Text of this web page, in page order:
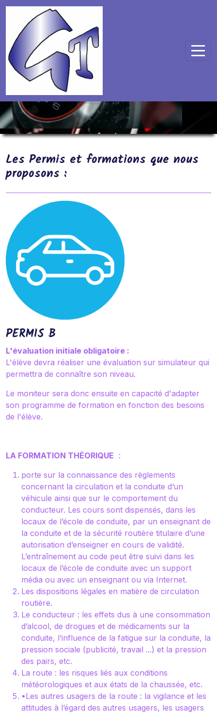
Panneau de gestion des cookies
Nos Permis
Les Permis et formations que nous
proposons :
PERMIS B
L'évaluation initiale obligatoire :
L'élève devra réaliser une évaluation sur simulateur qui
permettra de connaître son niveau.
Le moniteur sera donc ensuite en capacité d'adapter
son programme de formation en fonction des besoins
de l'élève.
LA FORMATION THÉORIQUE :
porte sur la connaissance des règlements
concernant la circulation et la conduite d’un
véhicule ainsi que sur le comportement du
conducteur. Les cours sont dispensés, dans les
locaux de l’école de conduite, par un enseignant de
la conduite et de la sécurité routière titulaire d’une
autorisation d’enseigner en cours de validité.
L’entraînement au code peut être suivi dans les
locaux de l’école de conduite avec un support
média ou avec un enseignant ou via Internet.
Les dispositions légales en matière de circulation
routière.
Le conducteur : les effets dus à une consommation
d’alcool, de drogues et de médicaments sur la
conduite, l’influence de la fatigue sur la conduite, la
pression sociale (publicité, travail ...) et la pression
des pairs, etc.
La route : les risques liés aux conditions
météorologiques et aux états de la chaussée, etc.
•Les autres usagers de la route : la vigilance et les
attitudes à l’égard des autres usagers, les usagers